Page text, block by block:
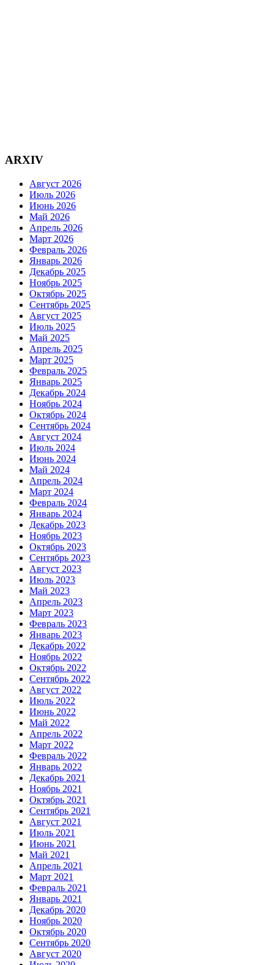
ARXIV
Август 2026
Июль 2026
Июнь 2026
Май 2026
Апрель 2026
Март 2026
Февраль 2026
Январь 2026
Декабрь 2025
Ноябрь 2025
Октябрь 2025
Сентябрь 2025
Август 2025
Июль 2025
Май 2025
Апрель 2025
Март 2025
Февраль 2025
Январь 2025
Декабрь 2024
Ноябрь 2024
Октябрь 2024
Сентябрь 2024
Август 2024
Июль 2024
Июнь 2024
Май 2024
Апрель 2024
Март 2024
Февраль 2024
Январь 2024
Декабрь 2023
Ноябрь 2023
Октябрь 2023
Сентябрь 2023
Август 2023
Июль 2023
Май 2023
Апрель 2023
Март 2023
Февраль 2023
Январь 2023
Декабрь 2022
Ноябрь 2022
Октябрь 2022
Сентябрь 2022
Август 2022
Июль 2022
Июнь 2022
Май 2022
Апрель 2022
Март 2022
Февраль 2022
Январь 2022
Декабрь 2021
Ноябрь 2021
Октябрь 2021
Сентябрь 2021
Август 2021
Июль 2021
Июнь 2021
Май 2021
Апрель 2021
Март 2021
Февраль 2021
Январь 2021
Декабрь 2020
Ноябрь 2020
Октябрь 2020
Сентябрь 2020
Август 2020